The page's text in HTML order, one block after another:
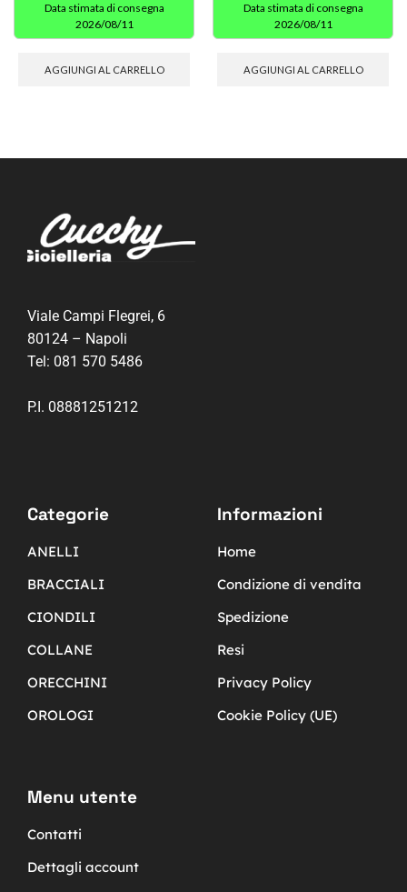
Data stimata di consegna
2026/08/11
AGGIUNGI AL CARRELLO
Data stimata di consegna
2026/08/11
AGGIUNGI AL CARRELLO
Viale Campi Flegrei, 6
80124 – Napoli
Tel: 081 570 5486
P.I. 08881251212
Categorie
ANELLI
BRACCIALI
CIONDILI
COLLANE
ORECCHINI
OROLOGI
Informazioni
Home
Condizione di vendita
Spedizione
Resi
Privacy Policy
Cookie Policy (UE)
Menu utente
Contatti
Dettagli account